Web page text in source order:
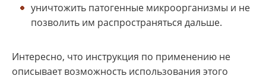
уничтожить патогенные микроорганизмы и не
позволить им распространяться дальше.
Интересно, что инструкция по применению не
описывает возможность использования этого